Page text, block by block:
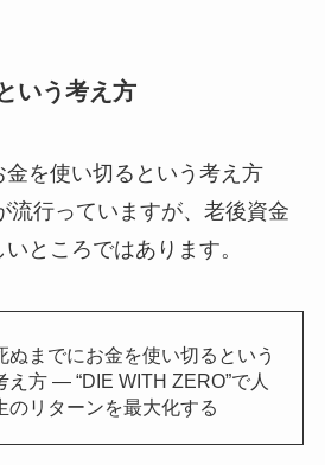
いう考え方
を使い切るという考え方
流行っていますが、老後資金
ところではあります。
ぬまでにお金を使い切るという
え方 — “DIE WITH ZERO”で人
のリターンを最大化する